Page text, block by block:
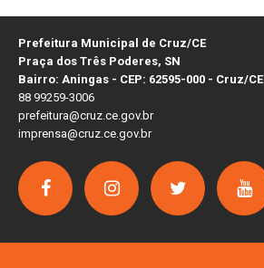
Prefeitura Municipal de Cruz/CE
Praça dos Três Poderes, SN
Bairro: Aningas - CEP: 62595-000 - Cruz/CE
88 99259-3006
prefeitura@cruz.ce.gov.br
imprensa@cruz.ce.gov.br